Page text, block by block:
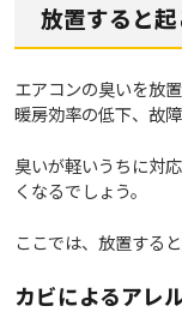
放置すると
エアコンの臭いを放
暖房効率の低下、故
臭いが軽いうちに対
くなるでしょう。
ここでは、放置する
カビによるアレ